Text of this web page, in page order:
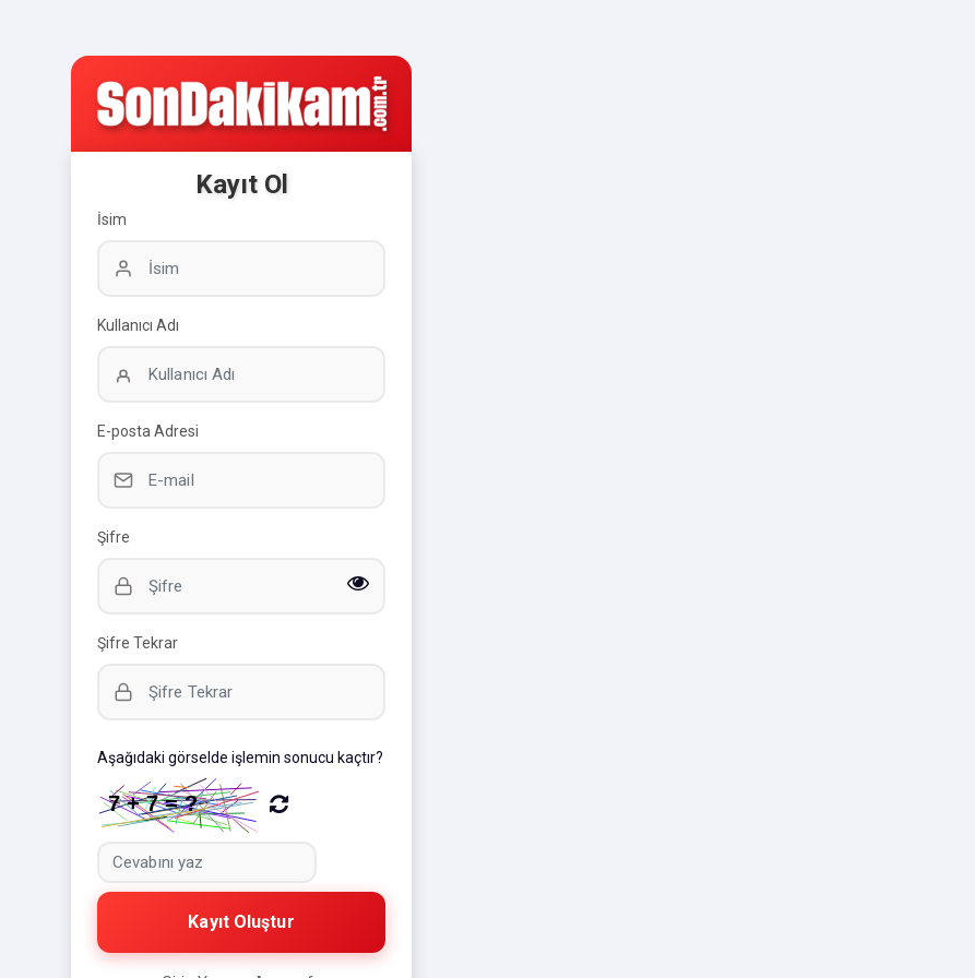
Kayıt Ol
İsim
Kullanıcı Adı
E-posta Adresi
Şifre
Şifre Tekrar
Aşağıdaki görselde işlemin sonucu kaçtır?
Kayıt Oluştur